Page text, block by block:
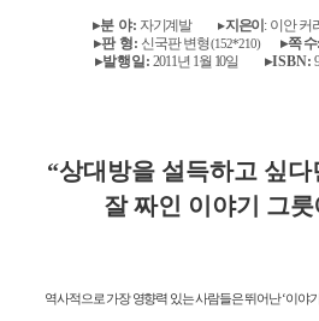
▸분 야: 자기계발 ▸지은이 : 이안 커
▸판 형: 신국판 변형 (152*210)▸쪽 수:
▸발행일: 2011년 1월 10일 ▸ISBN:
“상대방을 설득하고 싶
잘 짜인 이야기 그
역사적으로 가장 영향력 있는 사람들은 뛰어난‘이야